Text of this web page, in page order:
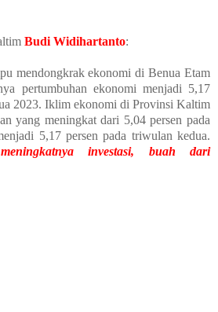
Budi Widihartanto:
mendongkrak ekonomi di Benua Etam
pertumbuhan ekonomi menjadi 5,17
2023. Iklim ekonomi di Provinsi Kaltim
yang meningkat dari 5,04 persen pada
5,17 persen pada triwulan kedua.
meningkatnya investasi, buah dari